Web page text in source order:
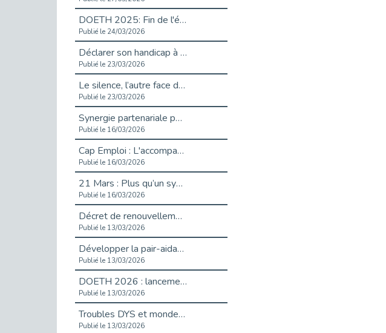
DOETH 2025: Fin de l'écrêtement
Publié le 24/03/2026
Déclarer son handicap à son employeur : un levier professionnel ?
Publié le 23/03/2026
Le silence, l’autre face du recrutement : un appel au respect des candidats.
Publié le 23/03/2026
Synergie partenariale pour l'Inclusion Professionnelle chez Orange
Publié le 16/03/2026
Cap Emploi : L'accompagnement EXH c’est quoi ?
Publié le 16/03/2026
21 Mars : Plus qu’un symbole, un engagement pour l’inclusion
Publié le 16/03/2026
Décret de renouvellement de l'aide aux employeurs d'apprentis
Publié le 13/03/2026
Développer la pair-aidance en santé mentale : guide pour les employeurs
Publié le 13/03/2026
DOETH 2026 : lancement de la campagne pour les employeurs publics
Publié le 13/03/2026
Troubles DYS et monde du travail : mieux comprendre pour mieux accompagner _ vidéo
Publié le 13/03/2026